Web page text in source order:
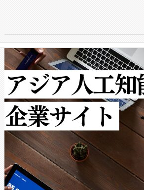
centers. Voltaiqは
からシステム統合
クルの各段階のデ
[…]
トに対して約600
では、反射率10％
で向上し、最大検
ットだけで最大1キ
ルの変電所周囲を
作業と点群処理を
Avia 2は、2種類の
× 80°のノーマル
ードを切り替えて